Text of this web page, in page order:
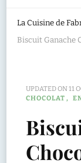
La Cuisine de
Biscuit Ganache
UPDATED ON11
CHOCOLAT